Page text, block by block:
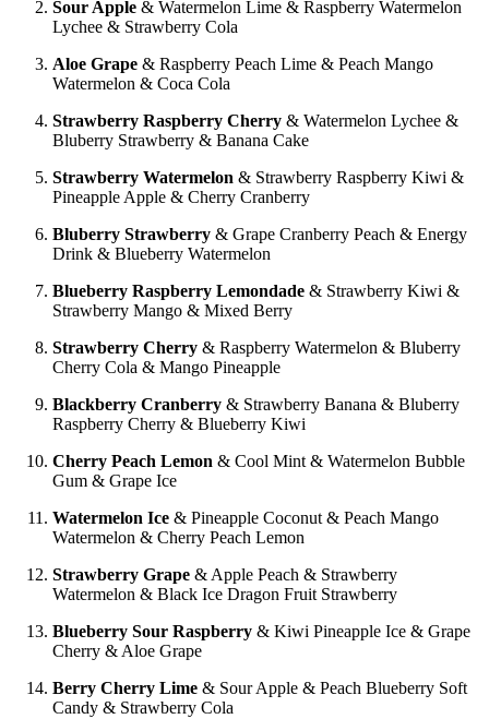
Sour Apple & Watermelon Lime & Raspberry Watermelon
Lychee & Strawberry Cola
Aloe Grape & Raspberry Peach Lime & Peach Mango
Watermelon & Coca Cola
Strawberry Raspberry Cherry & Watermelon Lychee &
Bluberry Strawberry & Banana Cake
Strawberry Watermelon & Strawberry Raspberry Kiwi &
Pineapple Apple & Cherry Cranberry
Bluberry Strawberry & Grape Cranberry Peach & Energy
Drink & Blueberry Watermelon
Blueberry Raspberry Lemondade & Strawberry Kiwi &
Strawberry Mango & Mixed Berry
Strawberry Cherry & Raspberry Watermelon & Bluberry
Cherry Cola & Mango Pineapple
Blackberry Cranberry & Strawberry Banana & Bluberry
Raspberry Cherry & Blueberry Kiwi
Cherry Peach Lemon & Cool Mint & Watermelon Bubble
Gum & Grape Ice
Watermelon Ice & Pineapple Coconut & Peach Mango
Watermelon & Cherry Peach Lemon
Strawberry Grape & Apple Peach & Strawberry
Watermelon & Black Ice Dragon Fruit Strawberry
Blueberry Sour Raspberry & Kiwi Pineapple Ice & Grape
Cherry & Aloe Grape
Berry Cherry Lime & Sour Apple & Peach Blueberry Soft
Candy & Strawberry Cola